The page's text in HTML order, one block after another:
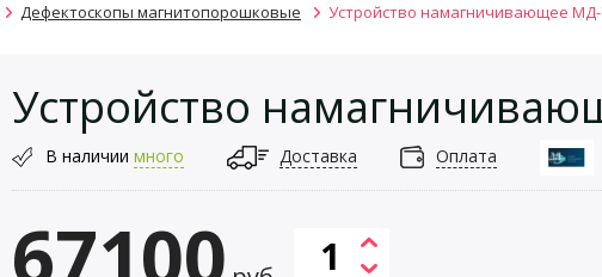
Дефектоскопы магнитопорошковые Устройство намагничивающее
Устройство
В наличии много Доставка Оплата
67100